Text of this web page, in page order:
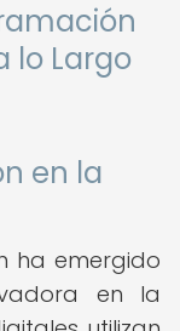
lo Largo
en la
ha emergido
en la